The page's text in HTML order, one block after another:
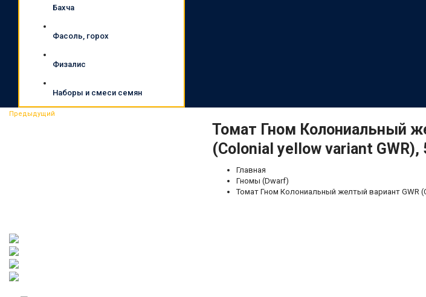
Бахча
Фасоль, горох
Физалис
Наборы и смеси семян
Предыдущий
Томат Гном Колониальный
(Colonial yellow variant GWR),
Главная
Гномы (Dwarf)
Томат Гном Колониальный желтый вариант GWR